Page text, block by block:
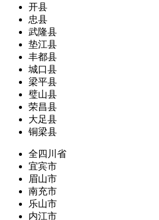
开县
忠县
武隆县
垫江县
丰都县
城口县
梁平县
璧山县
荣昌县
大足县
铜梁县
全四川省
宜宾市
眉山市
南充市
乐山市
内江市